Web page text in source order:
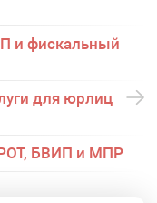
и фискальный
для юрлиц
БВИП и МПР